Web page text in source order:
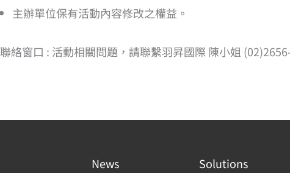
主辦單位保有活動內容修改之權益。
聯絡窗口 : 活動相關問題，請聯繫羽昇國際 陳小姐
News Solutions